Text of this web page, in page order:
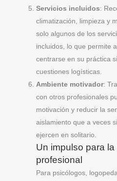
Servicios incluidos:
climatización, limpieza y
solo algunos de los
incluidos, lo que permite
centrarse en su práctica
cuestiones logísticas.
Ambiente motivador:
con otros profesionales
motivación y reducir la
aislamiento que a veces
ejercen en solitario.
Un impulso para la
profesional
Para psicólogos,